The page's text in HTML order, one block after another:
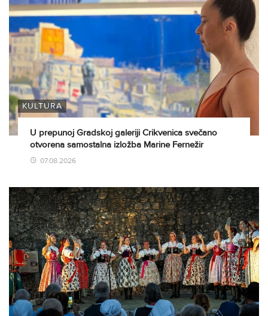
KULTURA
U prepunoj Gradskoj galeriji Crikvenica svečano
otvorena samostalna izložba Marine Fernežir
07.08.2026